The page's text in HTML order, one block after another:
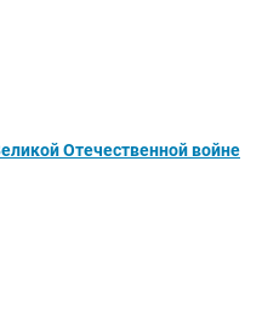
Отечественной войне